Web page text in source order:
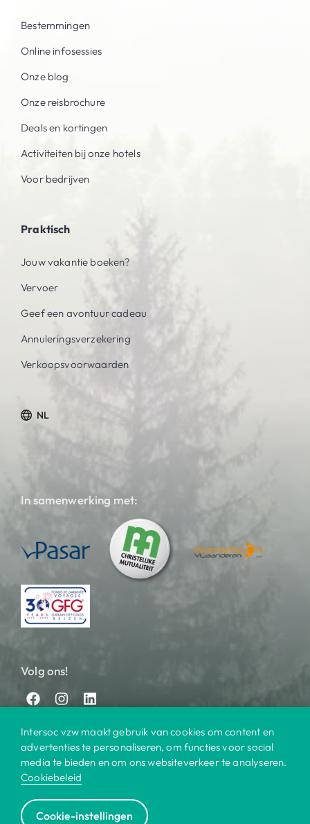
Bestemmingen
Online infosessies
Onze blog
Onze reisbrochure
Deals en kortingen
Activiteiten bij onze hotels
Voor bedrijven
Praktisch
Jouw vakantie boeken?
Vervoer
Geef een avontuur cadeau
Annuleringsverzekering
Verkoopsvoorwaarden
NL
In samenwerking met:
Volg ons!
Intersoc vzw maakt gebruik van cookies om content en
advertenties te personaliseren, om functies voor social
media te bieden en om ons websiteverkeer te analyseren.
Cookiebeleid
Cookie-instellingen